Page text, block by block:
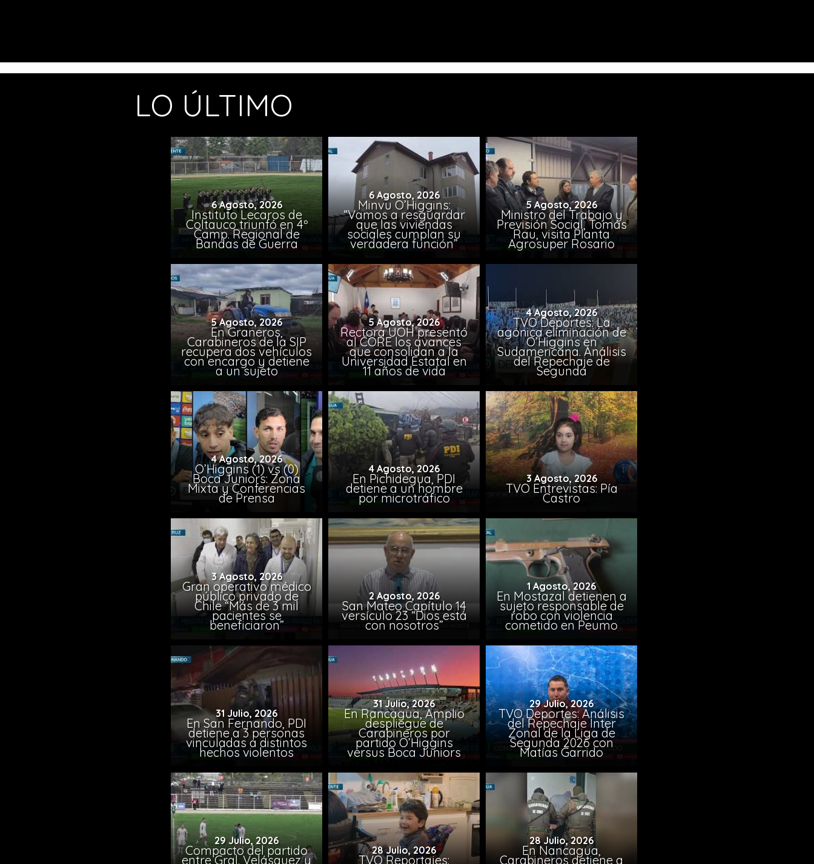
LO ÚLTIMO
6 Agosto, 2026
Instituto Lecaros de
Coltauco triunfó en 4º
Camp. Regional de
Bandas de Guerra
6 Agosto, 2026
Minvu O’Higgins:
“Vamos a resguardar
que las viviendas
sociales cumplan su
verdadera función”
5 Agosto, 2026
Ministro del Trabajo y
Previsión Social, Tomás
Rau, visita Planta
Agrosuper Rosario
5 Agosto, 2026
En Graneros,
Carabineros de la SIP
recupera dos vehículos
con encargo y detiene
a un sujeto
5 Agosto, 2026
Rectora UOH presentó
al CORE los avances
que consolidan a la
Universidad Estatal en
11 años de vida
4 Agosto, 2026
TVO Deportes: La
agónica eliminación de
O’Higgins en
Sudamericana. Análisis
del Repechaje de
Segunda
4 Agosto, 2026
O’Higgins (1) vs (0)
Boca Juniors: Zona
Mixta y Conferencias
de Prensa
4 Agosto, 2026
En Pichidegua, PDI
detiene a un hombre
por microtráfico
3 Agosto, 2026
TVO Entrevistas: Pía
Castro
3 Agosto, 2026
Gran operativo médico
público privado de
Chile “Más de 3 mil
pacientes se
beneficiaron”
2 Agosto, 2026
San Mateo Capítulo 14
versículo 23 “Dios está
con nosotros”
1 Agosto, 2026
En Mostazal detienen a
sujeto responsable de
robo con violencia
cometido en Peumo
31 Julio, 2026
En San Fernando, PDI
detiene a 3 personas
vinculadas a distintos
hechos violentos
31 Julio, 2026
En Rancagua, Amplio
despliegue de
Carabineros por
partido O’Higgins
versus Boca Juniors
29 Julio, 2026
TVO Deportes: Análisis
del Repechaje Inter
Zonal de la Liga de
Segunda 2026 con
Matías Garrido
29 Julio, 2026
Compacto del partido
entre Gral. Velásquez y
28 Julio, 2026
TVO Reportajes:
28 Julio, 2026
En Nancagua,
Carabineros detiene a